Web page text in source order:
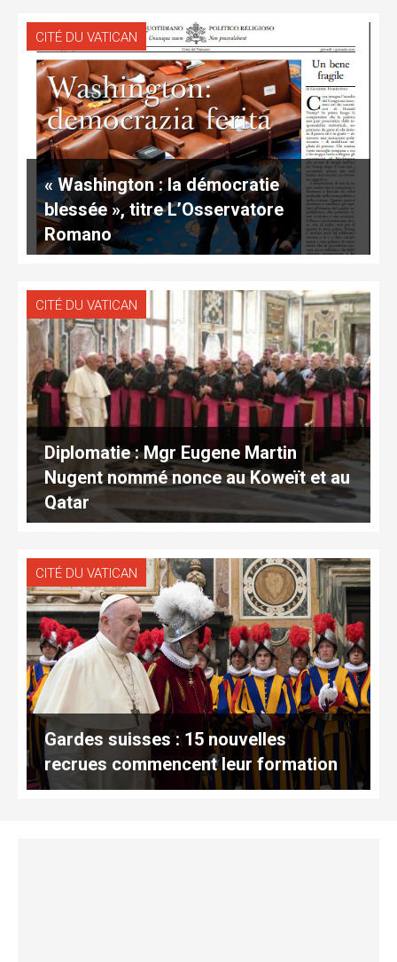
CITÉ DU VATICAN
« Washington : la démocratie
blessée », titre L’Osservatore
Romano
CITÉ DU VATICAN
Diplomatie : Mgr Eugene Martin
Nugent nommé nonce au Koweït et au
Qatar
CITÉ DU VATICAN
Gardes suisses : 15 nouvelles
recrues commencent leur formation